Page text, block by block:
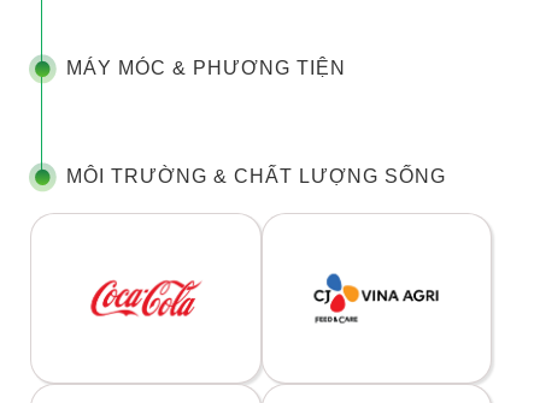
MÁY MÓC & PHƯƠNG TIỆN
MÔI TRƯỜNG & CHẤT LƯỢNG SỐNG